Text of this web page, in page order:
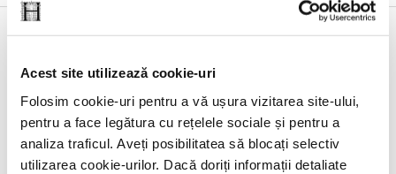
Acest site utilizează cookie-uri
Folosim cookie-uri pentru a vă ușura vizitarea site-ului,
pentru a face legătura cu rețelele sociale și pentru a
analiza traficul. Aveți posibilitatea să blocați selectiv
utilizarea cookie-urilor. Dacă doriți informații detaliate
23 IUNIE 2026, EDITURA HUMANITAS
Lansarea volumuluiNoul ghid al nesimțitului,
cu Radu Paraschivescu, Dan Byron și Cristian
Preda